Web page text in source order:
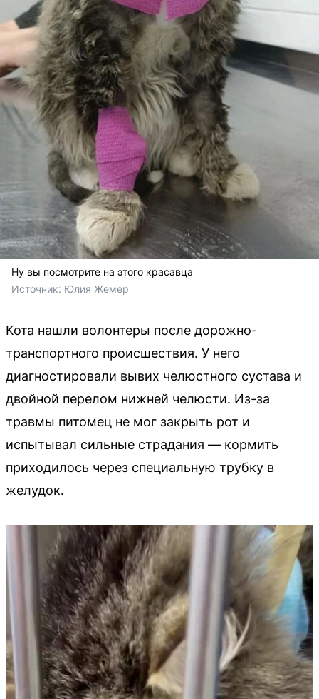
Ну вы посмотрите на этого красавца
Источник: Юлия Жемер
Кота нашли волонтеры после дорожно-
транспортного происшествия. У него
диагностировали вывих челюстного сустава и
двойной перелом нижней челюсти. Из-за
травмы питомец не мог закрыть рот и
испытывал сильные страдания — кормить
приходилось через специальную трубку в
желудок.